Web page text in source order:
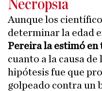
Necropsia
Aunque los
determinar la edad
Pereira la estimó en
cuanto a la causa
hipótesis fue que
golpeado contra un